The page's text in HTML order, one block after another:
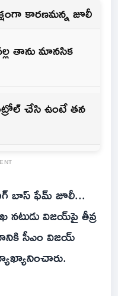
కారణమన్న జూలీ
తాను మానసిక
చేసి ఉంటే తన
బాస్ ఫేమ్ జూలీ...
నటుడు విజయ్‌పై తీవ్ర
సీఎం విజయ్